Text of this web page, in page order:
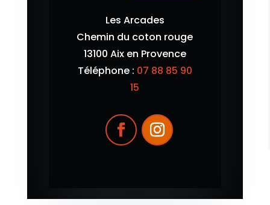
Les Arcades
Chemin du coton rouge
13100 Aix en Provence
Téléphone : 07 88 85 90
15